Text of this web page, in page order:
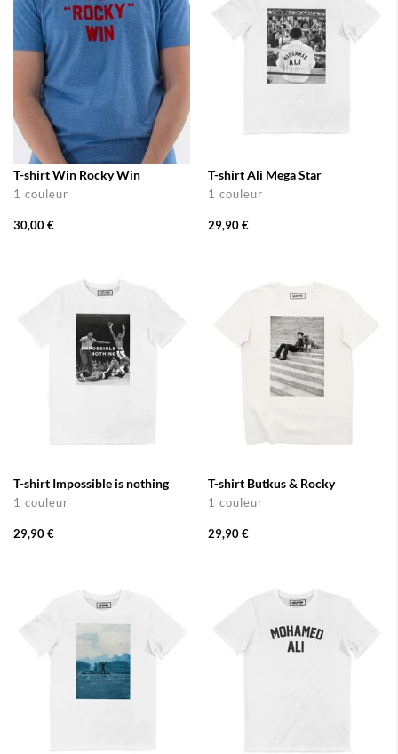
T-shirt Win Rocky Win
1 couleur
30,00 €
T-shirt Ali Mega Star
1 couleur
29,90 €
T-shirt Impossible is nothing
1 couleur
29,90 €
T-shirt Butkus & Rocky
1 couleur
29,90 €